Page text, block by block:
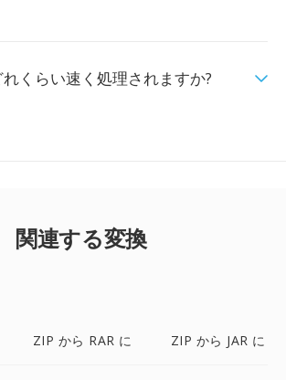
くらい速く処理されますか?
関連する変換
ZIP から RAR に ZIP から JAR に